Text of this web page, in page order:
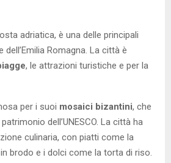
adriatica, è una delle principali
Romagna. La città è
, le attrazioni turistiche e per la
per i suoi mosaici bizantini, che
dell’UNESCO. La città ha
culinaria, con piatti come la
brodo e i dolci come la torta di riso.